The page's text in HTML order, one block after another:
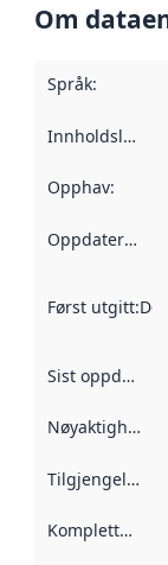
Om
Språk:
Innholdsleverandører
Opphav:
Oppdateringsfrekvens
Først utgitt:
Sist oppdatert
Nøyaktighet
Tilgjengelighet
Kompletthet